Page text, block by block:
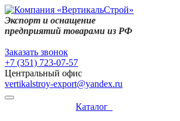
Экспорт и оснащение
предприятий товарами из РФ
Заказать звонок
+7 (351) 723-07-57
Центральный офис
vertikalstroy-export@yandex.ru
Каталог